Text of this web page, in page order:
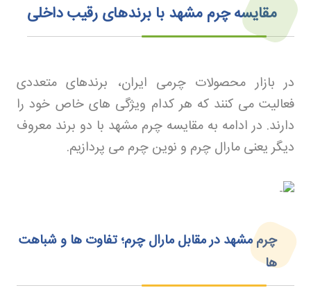
مقایسه چرم مشهد با برندهای رقیب داخلی
در بازار محصولات چرمی ایران، برندهای متعددی
فعالیت می کنند که هر کدام ویژگی های خاص خود را
دارند. در ادامه به مقایسه چرم مشهد با دو برند معروف
دیگر یعنی مارال چرم و نوین چرم می پردازیم.
چرم مشهد در مقابل مارال چرم؛ تفاوت ها و شباهت
ها